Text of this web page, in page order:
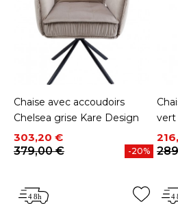
Chaise avec accoudoirs
Chelsea grise Kare Design
Prix
303,20 €
Prix de base
379,00 €
-20%
vert
Prix